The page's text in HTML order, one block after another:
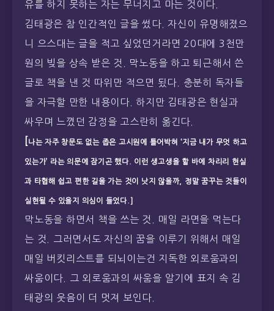
유를 하지 못하는 자는 무너지고 마는 것이다.
김태광은 참 인간적인 글을 썼다. 자신이 유명해졌으
니 으스대는 글을 적고 싶었던거라면 20대에 3천만
원의 빚을 상속 받은 것. 막노동을 하고 퇴근해서 쓴
글로 책을 낸 것 따위만 적으면 됬다. 충분히 독자들
을 자극할 만한 내용이다. 하지만 김태광은 현실과
싸우며 느꼈던 감정을 고스란히 옮긴다.
나는 자주 창문도 없는 좁은 고시원에 틀어박혀 ‘지금 내가 무엇 하고
있는가’ 라는 의문에 잠기곤 했다. 이런 생고생을 할 바에 차리리 현실
과 타협해 쉽고 편한 길을 가는 것이 낫지 않을까, 정말 꿈꾸는 것들이
실현될 수 있을지 의심이 들었다.]
막노동을 하면서 책을 쓰는 것. 매일 라면을 먹는다
는 것. 그러면서도 자신의 꿈을 이루기 위해서 매일
매일 버킷리스트를 되뇌이는건 지독한 외로움과의
싸움이다. 그 외로움과의 싸움을 알기에 표지 속 김
태광의 웃음이 더 멋져 보인다.